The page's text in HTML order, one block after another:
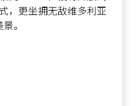
，更坐拥无敌维多利亚
。